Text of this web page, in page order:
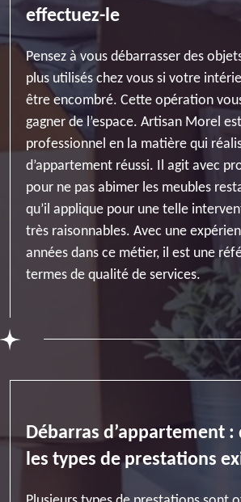
effectuez-le
Pensez à vous débarrasser des
plus utilisés chez vous si votre
être encombré. Cette opération
gagner de l’espace. Artisan Morel
professionnel en la matière qui
d’appartement réussi. Il agit avec
pour ne pas abimer les meubles
qu’il applique pour une telle
très raisonnables. Avec une
années dans ce métier, il est une
termes de qualité de services.
Débarras d’appartement :
les types de prestations